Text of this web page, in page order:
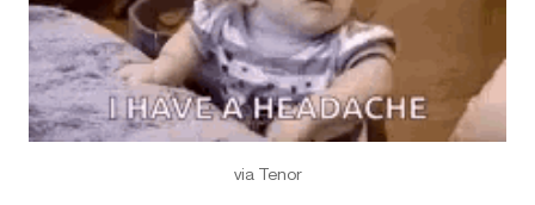
via Tenor